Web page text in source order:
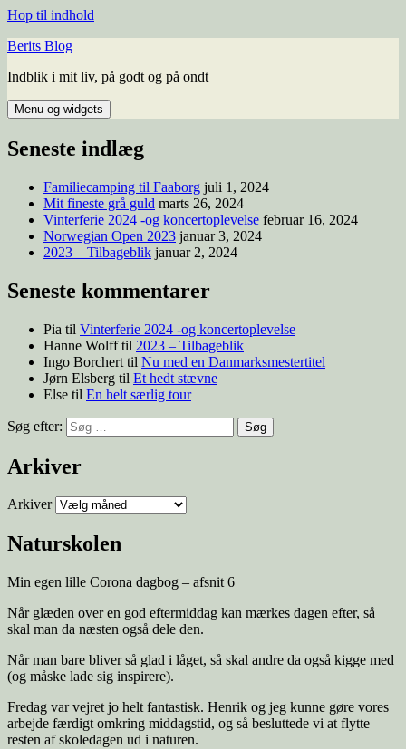
Hop til indhold
Berits Blog
Indblik i mit liv, på godt og på ondt
Menu og widgets
Seneste indlæg
Familiecamping til Faaborg juli 1, 2024
Mit fineste grå guld marts 26, 2024
Vinterferie 2024 -og koncertoplevelse februar 16, 2024
Norwegian Open 2023 januar 3, 2024
2023 – Tilbageblik januar 2, 2024
Seneste kommentarer
Pia til Vinterferie 2024 -og koncertoplevelse
Hanne Wolfftil 2023 – Tilbageblik
Ingo Borchert til Nu med en Danmarksmestertitel
Jørn Elsberg til Et hedt stævne
Else til En helt særlig tour
Søg efter:
Arkiver
Arkiver
Naturskolen
Min egen lille Corona dagbog – afsnit 6
Når glæden over en god eftermiddag kan mærkes dagen efter, så
skal man da næsten også dele den.
Når man bare bliver så glad i låget, så skal andre da også kigge med
(og måske lade sig inspirere).
Fredag var vejret jo helt fantastisk. Henrik og jeg kunne gøre vores
arbejde færdigt omkring middagstid, og så besluttede vi at flytte
resten af skoledagen ud i naturen.